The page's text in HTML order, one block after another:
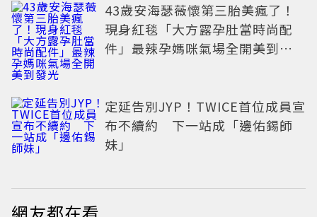
43歲安海瑟薇懷第三胎美瘋了！
現身紅毯「大方露孕肚當時尚配
件」最辣孕媽咪氣場全開美到發
定延告別JYP！TWICE首位成員宣
布不續約 下一站成「邊佑錫師
妹」